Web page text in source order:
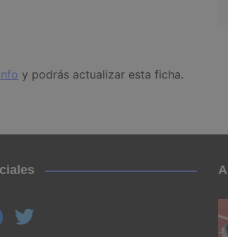
y podrás actualizar esta ficha.